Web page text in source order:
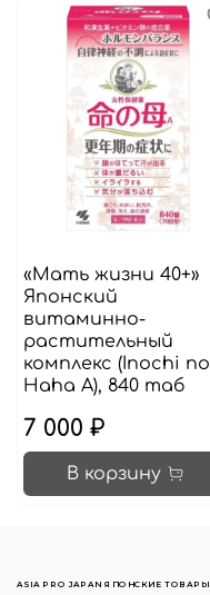
«Мать жизни 40+»
Японский
витаминно-
растительный
комплекс (Inochi no
Haha A), 840 таб
7 000 ₽
В корзину
ASIA PRO JAPAN ЯПОНСКИЕ ТОВАРЫ